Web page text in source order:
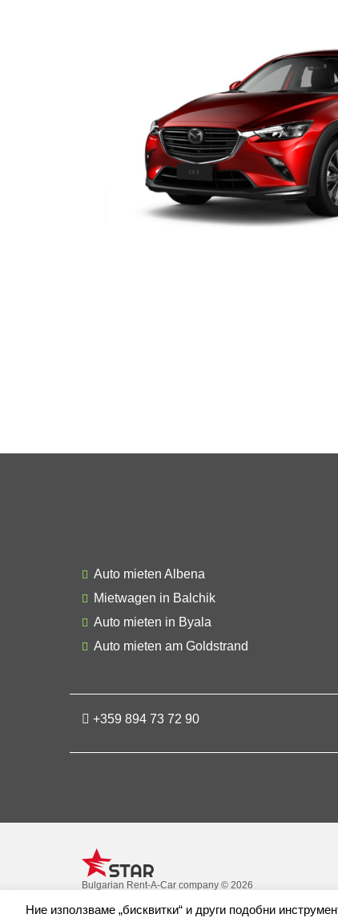
Auto mieten Albena
Mietwagen in Balchik
Auto mieten in Byala
Auto mieten am Goldstrand
+359 894 73 72 90
Bulgarian Rent-A-Car company © 2026
Ние използваме „бисквитки“ и други подобни